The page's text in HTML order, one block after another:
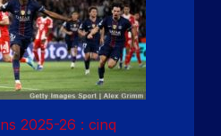
2025-26 : cinq